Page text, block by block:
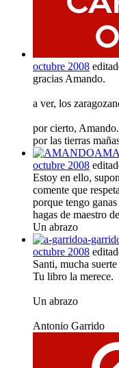
octubre 2008
gracias Amando.
a ver, los
por cierto,
por las tierras
octubre 2008
Estoy en ello,
comente que
porque tengo
hagas de maestro
Un abrazo
a-
octubre 2008
Santi, mucha
Tu libro la merece.
Un abrazo
Antonio Garrido